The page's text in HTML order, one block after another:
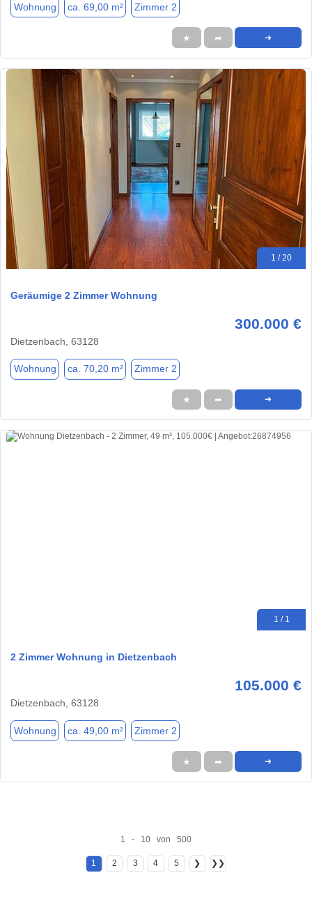
Wohnung ca. 69,00 m² Zimmer 2
★ ➦ ➜
1 / 20
Geräumige 2 Zimmer Wohnung
300.000 €
Dietzenbach, 63128
Wohnung ca. 70,20 m² Zimmer 2
★ ➦ ➜
1 / 1
2 Zimmer Wohnung in Dietzenbach
105.000 €
Dietzenbach, 63128
Wohnung ca. 49,00 m² Zimmer 2
★ ➦ ➜
1 - 10 von 500
1 2 3 4 5 ❯ ❯❯